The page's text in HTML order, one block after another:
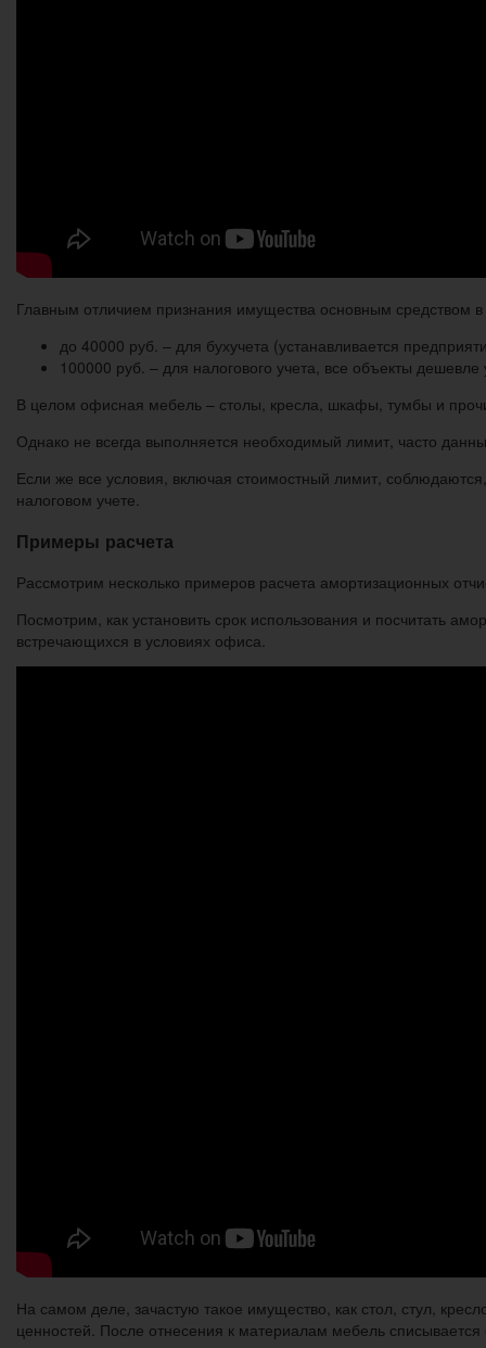
Главным отличием признания имущества основным средством
до 40000 руб. – для бухучета (устанавливается
100000 руб. – для налогового учета, все объекты
В целом офисная мебель – столы, кресла, шкафы, тумбы и
Однако не всегда выполняется необходимый лимит, часто
Если же все условия, включая стоимостный лимит,
налоговом учете.
Примеры расчета
Рассмотрим несколько примеров расчета амортизационных
Посмотрим, как установить срок использования и посчитать
встречающихся в условиях офиса.
На самом деле, зачастую такое имущество, как стол, стул,
ценностей. После отнесения к материалам мебель